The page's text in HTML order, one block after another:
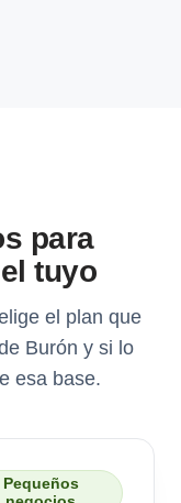
para
tuyo
el plan que
Burón y si lo
esa base.
Pequeños